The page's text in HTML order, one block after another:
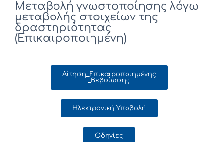
Μεταβολή γνωστοποίησης λόγω
μεταβολής στοιχείων της
δραστηριότητας
(Επικαιροποιημένη)
Αίτηση_Επικαιροποιημένης
_Βεβαίωσης
Ηλεκτρονική Υποβολή
Οδηγίες